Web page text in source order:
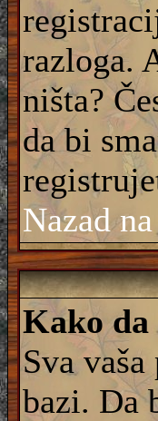
razloga.
ništa?
da bi
Nazad
Kako da
Sva
bazi. Da